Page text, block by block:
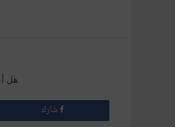
هل
شارك